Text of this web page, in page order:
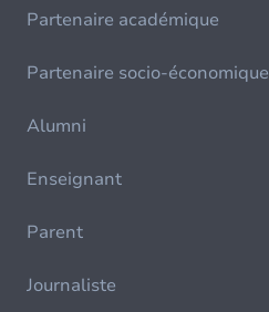
Partenaire académique
Partenaire socio-économique
Alumni
Enseignant
Parent
Journaliste